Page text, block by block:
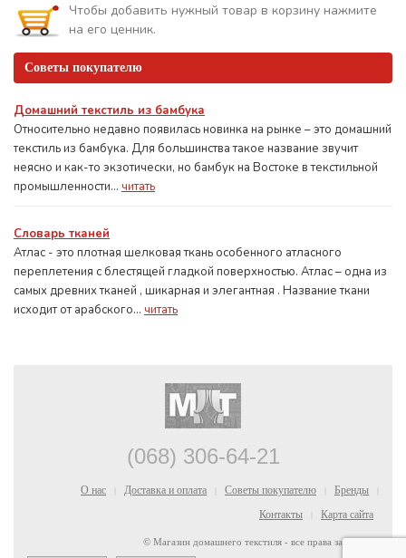
Чтобы добавить нужный товар в корзину нажмите
на его ценник.
Советы покупателю
Домашний текстиль из бамбука
Относительно недавно появилась новинка на рынке – это домашний
текстиль из бамбука. Для большинства такое название звучит
неясно и как-то экзотически, но бамбук на Востоке в текстильной
промышленности... читать
Словарь тканей
Атлас - это плотная шелковая ткань особенного атласного
переплетения с блестящей гладкой поверхностью. Атлас – одна из
самых древних тканей , шикарная и элегантная . Название ткани
исходит от арабского... читать
(068) 306-64-21
О нас Доставка и оплата Советы покупателю Бренды
Контакты Карта сайта
© Магазин домашнего текстиля - все права защищены